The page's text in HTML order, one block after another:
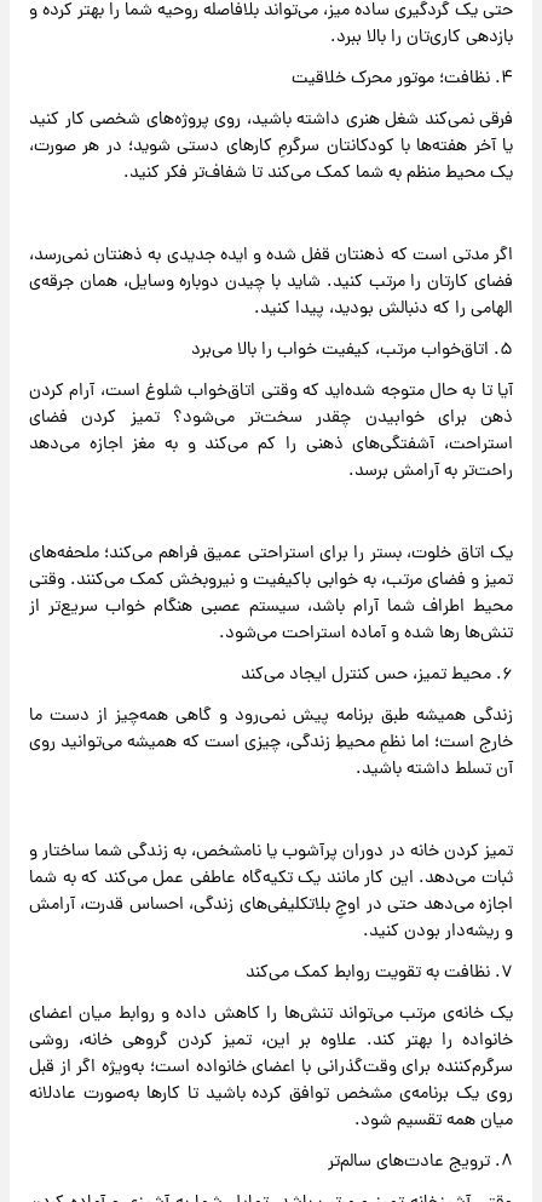
حتی یک گردگیری ساده‌ میز، می‌تواند بلافاصله روحیه‌ شما را بهتر کرده و
بازدهی کاری‌تان را بالا ببرد.
۴. نظافت؛ موتور محرک خلاقیت
فرقی نمی‌کند شغل هنری داشته باشید، روی پروژه‌های شخصی کار کنید
یا آخر هفته‌ها با کودکانتان سرگرمِ کارهای دستی شوید؛ در هر صورت،
یک محیط منظم به شما کمک می‌کند تا شفاف‌تر فکر کنید.
اگر مدتی است که ذهنتان قفل شده و ایده‌ جدیدی به ذهنتان نمی‌رسد،
فضای کارتان را مرتب کنید. شاید با چیدن دوباره‌ وسایل، همان جرقه‌ی
الهامی را که دنبالش بودید، پیدا کنید.
۵. اتاق‌خواب مرتب، کیفیت خواب را بالا می‌برد
آیا تا به حال متوجه شده‌اید که وقتی اتاق‌خواب شلوغ است، آرام کردن
ذهن برای خوابیدن چقدر سخت‌تر می‌شود؟ تمیز کردن فضای
استراحت، آشفتگی‌های ذهنی را کم می‌کند و به مغز اجازه می‌دهد
راحت‌تر به آرامش برسد.
یک اتاق خلوت، بستر را برای استراحتی عمیق فراهم می‌کند؛ ملحفه‌های
تمیز و فضای مرتب، به خوابی باکیفیت و نیروبخش کمک می‌کنند. وقتی
محیط اطراف شما آرام باشد، سیستم عصبی هنگام خواب سریع‌تر از
تنش‌ها رها شده و آماده استراحت می‌شود.
۶. محیط تمیز، حس کنترل ایجاد می‌کند
زندگی همیشه طبق برنامه پیش نمی‌رود و گاهی همه‌چیز از دست ما
خارج است؛ اما نظمِ محیطِ زندگی، چیزی است که همیشه می‌توانید روی
آن تسلط داشته باشید.
تمیز کردن خانه در دوران پرآشوب یا نامشخص، به زندگی شما ساختار و
ثبات می‌دهد. این کار مانند یک تکیه‌گاه عاطفی عمل می‌کند که به شما
اجازه می‌دهد حتی در اوجِ بلاتکلیفی‌های زندگی، احساس قدرت، آرامش
و ریشه‌دار بودن کنید.
۷. نظافت به تقویت روابط کمک می‌کند
یک خانه‌ی مرتب می‌تواند تنش‌ها را کاهش داده و روابط میان اعضای
خانواده را بهتر کند. علاوه بر این، تمیز کردن گروهی خانه، روشی
سرگرم‌کننده برای وقت‌گذرانی با اعضای خانواده است؛ به‌ویژه اگر از قبل
روی یک برنامه‌ی مشخص توافق کرده باشید تا کارها به‌صورت عادلانه
میان همه تقسیم شود.
۸. ترویج عادت‌های سالم‌تر